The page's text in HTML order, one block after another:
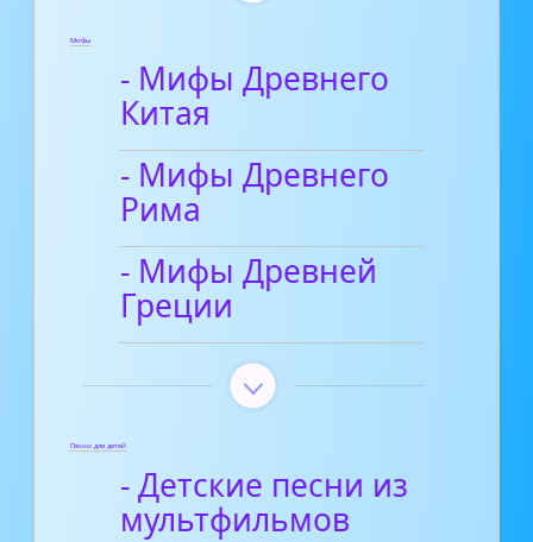
Мифы
- Мифы Древнего
Китая
- Мифы Древнего
Рима
- Мифы Древней
Греции
Песни для детей
- Детские песни из
мультфильмов